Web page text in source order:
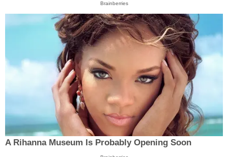
Brainberries
A Rihanna Museum Is Probably Opening Soon